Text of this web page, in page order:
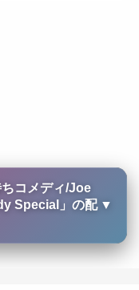
コメディ/Joe
Special 」の配 ▼